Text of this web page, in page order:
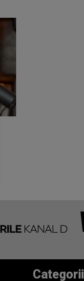
Categorii